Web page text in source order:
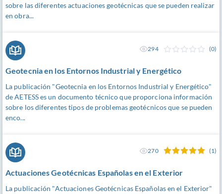
sobre las diferentes actuaciones geotécnicas que se pueden realizar
en obra...
Geotecnia en los Entornos Industrial y Energético
La publicación "Geotecnia en los Entornos Industrial y Energético"
de AETESS es un documento técnico que proporciona información
sobre los diferentes tipos de problemas geotécnicos que se pueden
enco...
294 (0)
Actuaciones Geotécnicas Españolas en el Exterior
La publicación "Actuaciones Geotécnicas Españolas en el Exterior"
270 (1)